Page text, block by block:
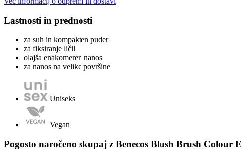
Lastnosti in prednosti
za suh in kompakten puder
za fiksiranje ličil
olajša enakomeren nanos
za nanos na velike površine
Uniseks
Vegan
Pogosto naročeno skupaj z Benecos Blush Brush Colour